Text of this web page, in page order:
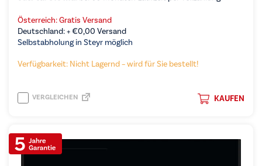
Österreich: Gratis Versand
Deutschland: +€0,00 Versand
Selbstabholung in Steyr möglich
Verfügbarkeit: Nicht Lagernd – wird für Sie bestellt!
KAUFEN
VERGLEICHEN